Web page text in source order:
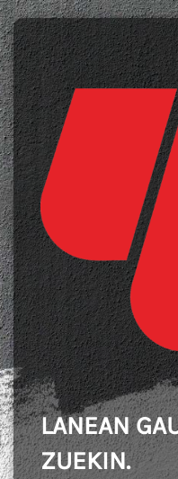
LANEAN
ZUEKIN.